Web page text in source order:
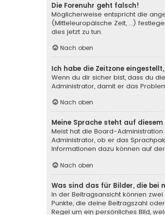
Die Forenuhr geht falsch!
Möglicherweise entspricht die
(Mitteleuropäische Zeit, ...)
dies jetzt zu tun.
Nach oben
Ich habe die Zeitzone
Wenn du dir sicher bist, dass du
Administrator, damit er das
Nach oben
Meine Sprache steht auf
Meist hat die Board-
Administrator, ob er das
Informationen dazu können auf
Nach oben
Was sind das für Bilder, die bei
In der Beitragsansicht können
Punkte, die deine Beitragszahl
Regel um ein persönliches Bild,